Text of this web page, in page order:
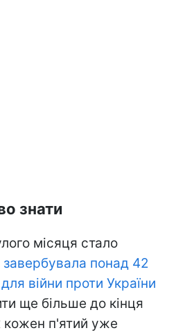
знати
місяця стало
завербувала понад 42
війни проти України
ще більше до кінця
кожен п'ятий уже